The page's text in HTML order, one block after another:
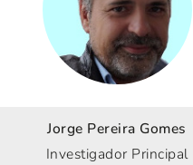
Jorge Pereira Gomes
Investigador Principal